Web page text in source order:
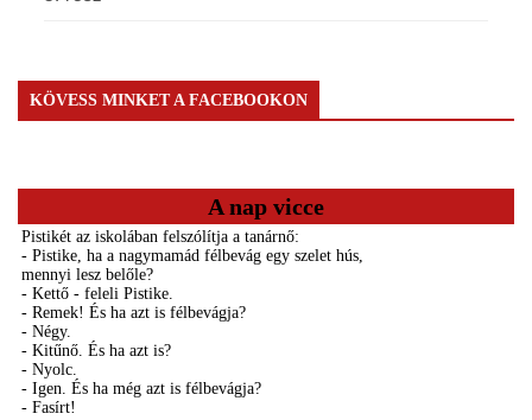
KÖVESS MINKET A FACEBOOKON
A nap vicce